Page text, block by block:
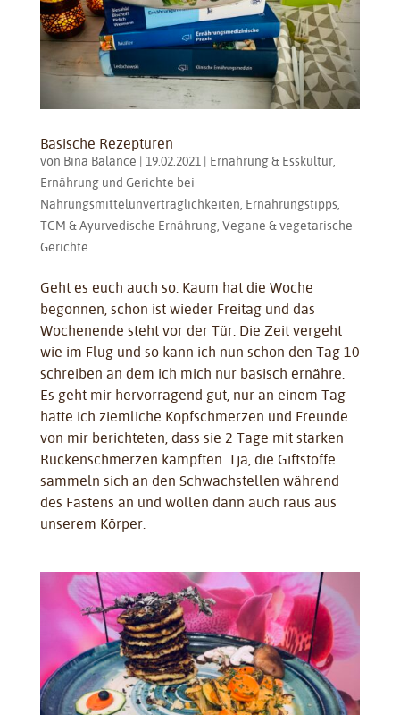
Basische Rezepturen
von Bina Balance | 19.02.2021| Ernährung & Esskultur,
Ernährung und Gerichte bei
Nahrungsmittelunverträglichkeiten, Ernährungstipps,
TCM & Ayurvedische Ernährung, Vegane & vegetarische
Gerichte
Geht es euch auch so. Kaum hat die Woche
begonnen, schon ist wieder Freitag und das
Wochenende steht vor der Tür. Die Zeit vergeht
wie im Flug und so kann ich nun schon den Tag 10
schreiben an dem ich mich nur basisch ernähre.
Es geht mir hervorragend gut, nur an einem Tag
hatte ich ziemliche Kopfschmerzen und Freunde
von mir berichteten, dass sie 2 Tage mit starken
Rückenschmerzen kämpften. Tja, die Giftstoffe
sammeln sich an den Schwachstellen während
des Fastens an und wollen dann auch raus aus
unserem Körper.